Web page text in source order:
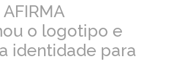
o logotipo e
identidade para